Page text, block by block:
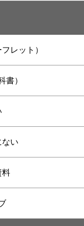
レット）
書）
い
料